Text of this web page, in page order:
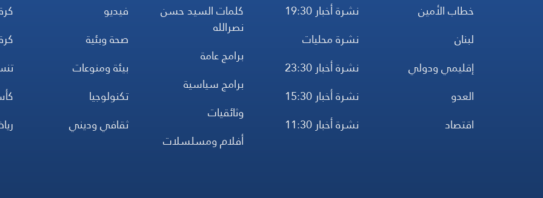
خطاب الأمين
لبنان
إقليمي ودولي
العدو
اقتصاد
نشرة أخبار 19:30
نشرة محليات
نشرة أخبار 23:30
نشرة أخبار 15:30
نشرة أخبار 11:30
كلمات السيد حسن
نصرالله
برامج عامة
برامج سياسية
وثائقيات
أفلام ومسلسلات
فيديو
صحة وبئية
بيئة ومنوعات
تكنولوجيا
ثقافي وديني